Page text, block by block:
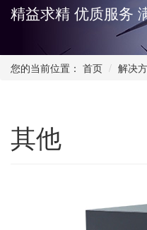
精益求精 优质服务
您的当前位置： 首页 解决
其他